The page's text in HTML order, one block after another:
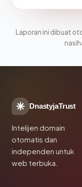
Laporan ini dibuat
DnastyjaTrust
Intelijen domain
otomatis dan
independen untuk
web terbuka.